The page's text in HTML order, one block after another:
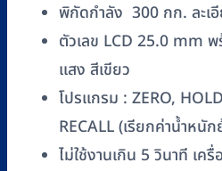
พิกัดกำลัง 300 กก. ละเ
ตัวเลข LCD 25.0 mm
แสง สีเขียว
โปรแกรม : ZERO,
RECALL (เรียกค่าน้ำหนั
ไม่ใช้งานเกิน 5 วินาที เค